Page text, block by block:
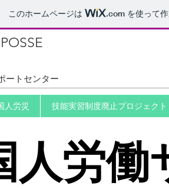
このホームページは .com を使って
ートセンター
人労災 技能実習制度廃止プロジェクト
人労働